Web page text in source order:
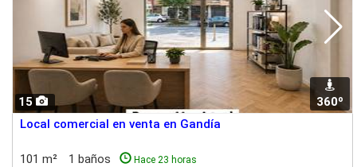
15
360º
Local comercial en venta en Gandía
101 m² 1 baños Hace 23 horas